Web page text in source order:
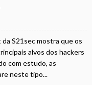
S21sec mostra que os
alvos dos hackers
com estudo, as
neste tipo...